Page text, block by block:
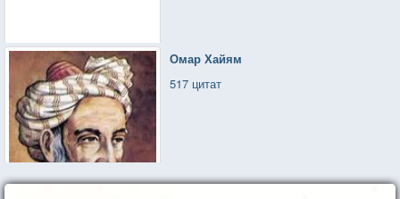
Омар Хайям
517 цитат